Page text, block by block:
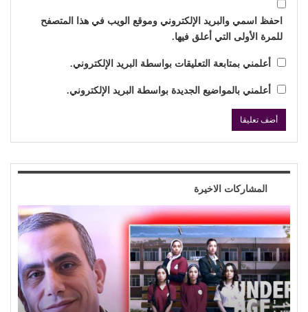
احفظ اسمي والبريد الإلكتروني وموقع الويب في هذا المتصفح
للمرة الأولى التي أعلق فيها.
أعلمني بمتابعة التعليقات بواسطة البريد الإلكتروني.
أعلمني بالمواضيع الجديدة بواسطة البريد الإلكتروني.
المشاركات الاخيرة